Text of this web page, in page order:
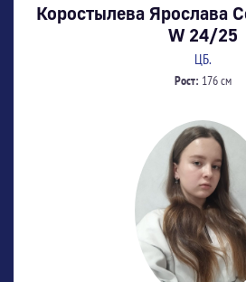
Коростылева Ярослава
W 24/25
ЦБ.
Рост: 176 см